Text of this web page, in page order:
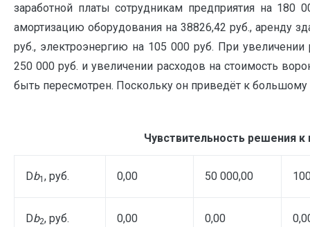
заработной платы сотрудникам предприятия на 180
амортизацию оборудования на 38826,42 руб., аренду
руб., электроэнергию на 105 000 руб. При
250 000 руб. и увеличении расходов на стоимость
быть пересмотрен. Поскольку он приведёт к
Чувствительность решения
Db1 , руб. 0,00 50 000,00
Db2, руб. 0,00 0,00